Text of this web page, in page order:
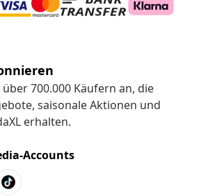
700.000 Käufern an, die
saisonale Aktionen und
erhalten.
Accounts